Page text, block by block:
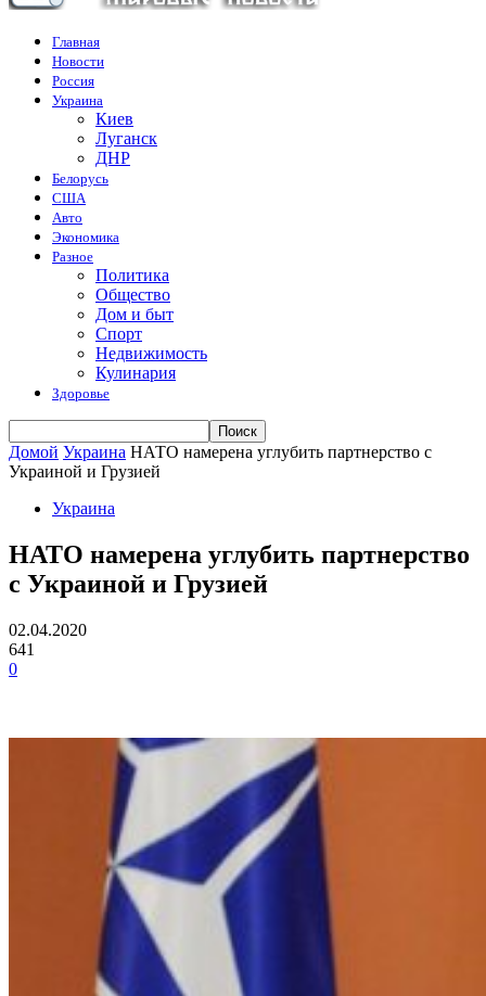
Главная
Новости
Россия
Украина
Киев
Луганск
ДНР
Белорусь
США
Авто
Экономика
Разное
Политика
Общество
Дом и быт
Спорт
Недвижимость
Кулинария
Здоровье
Домой Украина НАТО намерена углубить партнерство с
Украиной и Грузией
Украина
НАТО намерена углубить партнерство
с Украиной и Грузией
02.04.2020
641
0